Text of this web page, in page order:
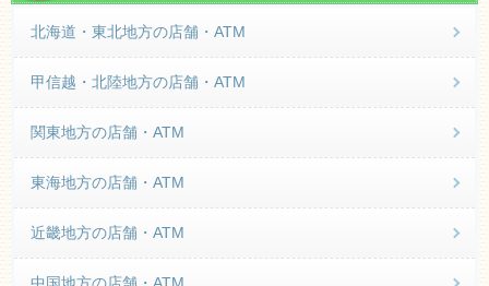
北海道・東北地方の店舗・ATM
甲信越・北陸地方の店舗・ATM
関東地方の店舗・ATM
東海地方の店舗・ATM
近畿地方の店舗・ATM